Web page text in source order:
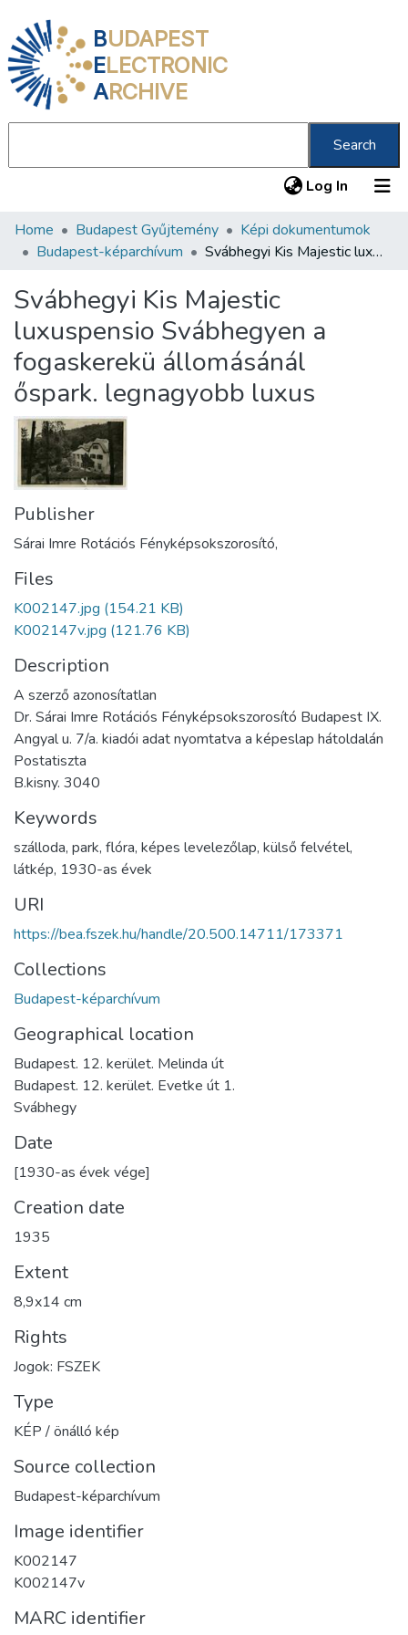
BUDAPEST
ELECTRONIC
ARCHIVE
Search
Log In (current)
Communities & Collections
Statistics
About us
Home Budapest Gyűjtemény
Képi dokumentumok
Budapest-képarchívum
Svábhegyi Kis Majestic luxuspensio Svábhegyen a fogaskerekü állomásánál őspark. legnagyobb luxus
Svábhegyi Kis Majestic
luxuspensio Svábhegyen a
fogaskerekü állomásánál
őspark. legnagyobb luxus
Publisher
Sárai Imre Rotációs Fényképsokszorosító,
Files
K002147.jpg (154.21 KB)
K002147v.jpg (121.76 KB)
Description
A szerző azonosítatlan
Dr. Sárai Imre Rotációs Fényképsokszorosító Budapest IX.
Angyal u. 7/a. kiadói adat nyomtatva a képeslap hátoldalán
Postatiszta
B.kisny. 3040
Keywords
szálloda, park, flóra, képes levelezőlap, külső felvétel,
látkép, 1930-as évek
URI
https://bea.fszek.hu/handle/20.500.14711/173371
Collections
Budapest-képarchívum
Geographical location
Budapest. 12. kerület. Melinda út
Budapest. 12. kerület. Evetke út 1.
Svábhegy
Date
[1930-as évek vége]
Creation date
1935
Extent
8,9x14 cm
Rights
Jogok: FSZEK
Type
KÉP / önálló kép
Source collection
Budapest-képarchívum
Image identifier
K002147
K002147v
MARC identifier